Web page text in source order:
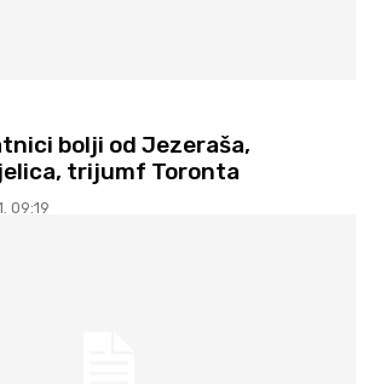
bolji od Jezeraša,
trijumf Toronta
09:19